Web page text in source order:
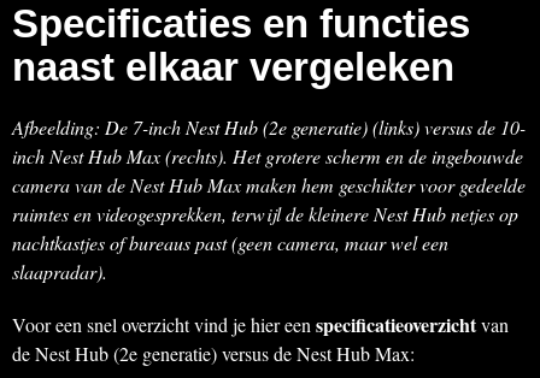
Specificaties en functies
naast elkaar vergeleken
Afbeelding: De 7-inch Nest Hub (2e generatie) (links) versus de 10-
inch Nest Hub Max (rechts). Het grotere scherm en de ingebouwde
camera van de Nest Hub Max maken hem geschikter voor gedeelde
ruimtes en videogesprekken, terwijl de kleinere Nest Hub netjes op
nachtkastjes of bureaus past (geen camera, maar wel een
slaapradar).
Voor een snel overzicht vind je hier eenspecificatieoverzichtvan
de Nest Hub (2e generatie) versus de Nest Hub Max: